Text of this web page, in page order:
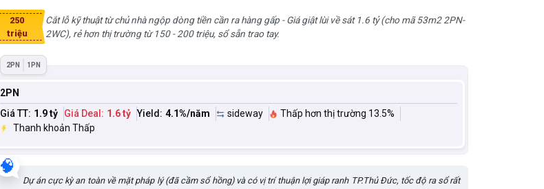
250
triệu
Cắt lỗ kỹ thuật từ chủ nhà ngộp dòng tiền cần ra hàng gấp - Giá giật lùi về sát 1.6 tỷ (cho mã 53m2 2PN-
2WC), rẻ hơn thị trường từ 150 - 200 triệu, sổ sẵn trao tay.
2PN 1PN
2PN
Giá TT: 1.9 tỷ Giá Deal: 1.6 tỷ Yield: 4.1%/năm sideway
Thấp hơn thị trường 13.5%
Thanh khoản Thấp
🧠
Dự án cực kỳ an toàn về mặt pháp lý (đã cầm sổ hồng) và có vị trí thuận lợi giáp ranh TP.Thủ Đức, tốc độ ra sổ rất